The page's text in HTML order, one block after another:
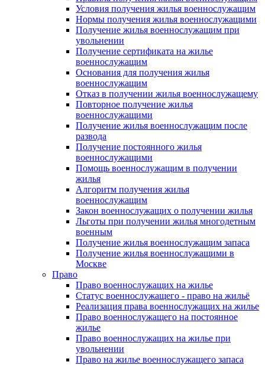
Условия получения жилья военнослужащим
Нормы получения жилья военнослужащими
Получение жилья военнослужащим при
увольнении
Получение сертификата на жилье
военнослужащим
Основания для получения жилья
военнослужащим
Отказ в получении жилья военнослужащему
Повторное получение жилья
военнослужащими
Получение жилья военнослужащим после
развода
Получение постоянного жилья
военнослужащими
Помощь военнослужащим в получении
жилья
Алгоритм получения жилья
военнослужащим
Закон военнослужащих о получении жилья
Льготы при получении жилья многодетным
военным
Получение жилья военнослужащим запаса
Получение жилья военнослужащими в
Москве
Право
Право военнослужащих на жилье
Статус военнослужащего - право на жильё
Реализация права военнослужащих на жилье
Право военнослужащего на постоянное
жилье
Право военнослужащих на жилье при
увольнении
Право на жилье военнослужащего запаса